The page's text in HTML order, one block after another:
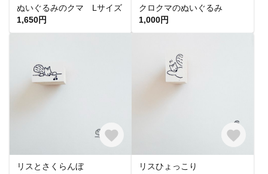
ぬいぐるみのクマ Lサイズ
1,650円
クロクマのぬいぐるみ
1,000円
リスとさくらんぼ
リスひょっこり